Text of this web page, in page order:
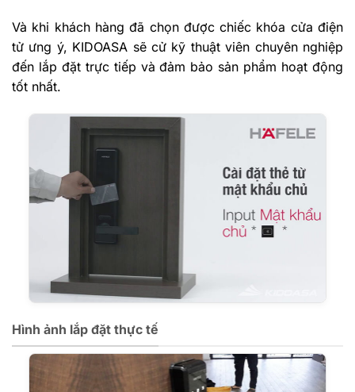
Và khi khách hàng đã chọn được chiếc khóa cửa điện
tử ưng ý, KIDOASA sẽ cử kỹ thuật viên chuyên nghiệp
đến lắp đặt trực tiếp và đảm bảo sản phẩm hoạt động
tốt nhất.
Hình ảnh lắp đặt thực tế